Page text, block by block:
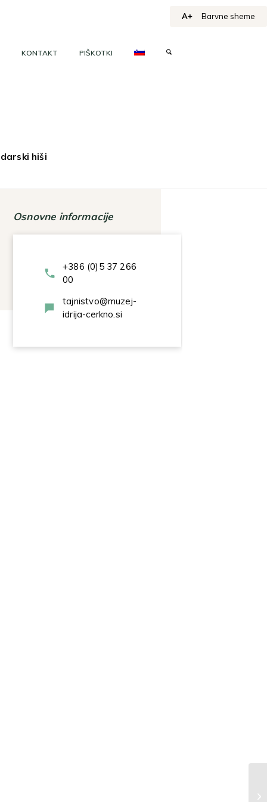
KONTAKT PIŠKOTKI
A+ Barvne sheme
hiši
Osnovne informacije
+386 (0)5 37 266
00
tajnistvo@muzej-
idrija-cerkno.si